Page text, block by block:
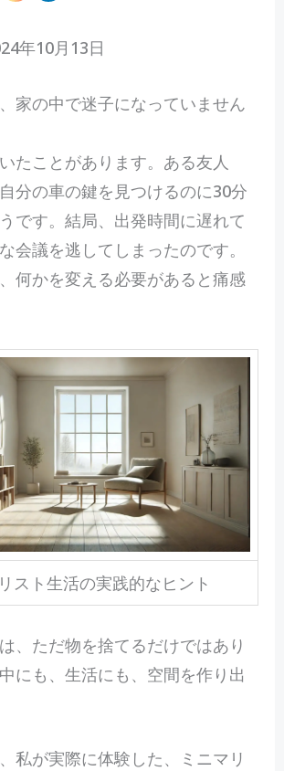
年10月13日
家の中で迷子になっていません
たことがあります。ある友人
分の車の鍵を見つけるのに30分
です。結局、出発時間に遅れて
会議を逃してしまったのです。
何かを変える必要があると痛感
スト生活の実践的なヒント
、ただ物を捨てるだけではあり
にも、生活にも、空間を作り出
私が実際に体験した、ミニマリ